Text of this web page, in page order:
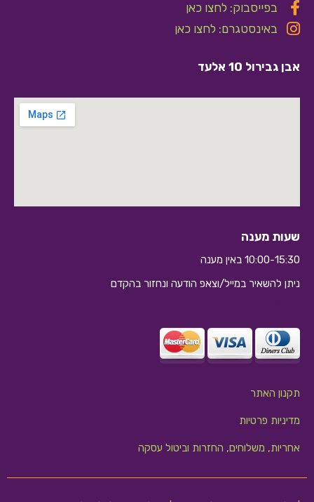
בפייסבוק: לחצו כאן
באינסטגרם: לחצו כאן
אבן גבירול 10 אלעד
שעות מענה
10:00-15:30 באין מענה
ניתן להשאיר במייל/וצאפ הודעה ונחזור בהקדם
תקנון האתר
מדיניות פרטיות
אחריות, משלוחים, החזרות וביטול עסקה